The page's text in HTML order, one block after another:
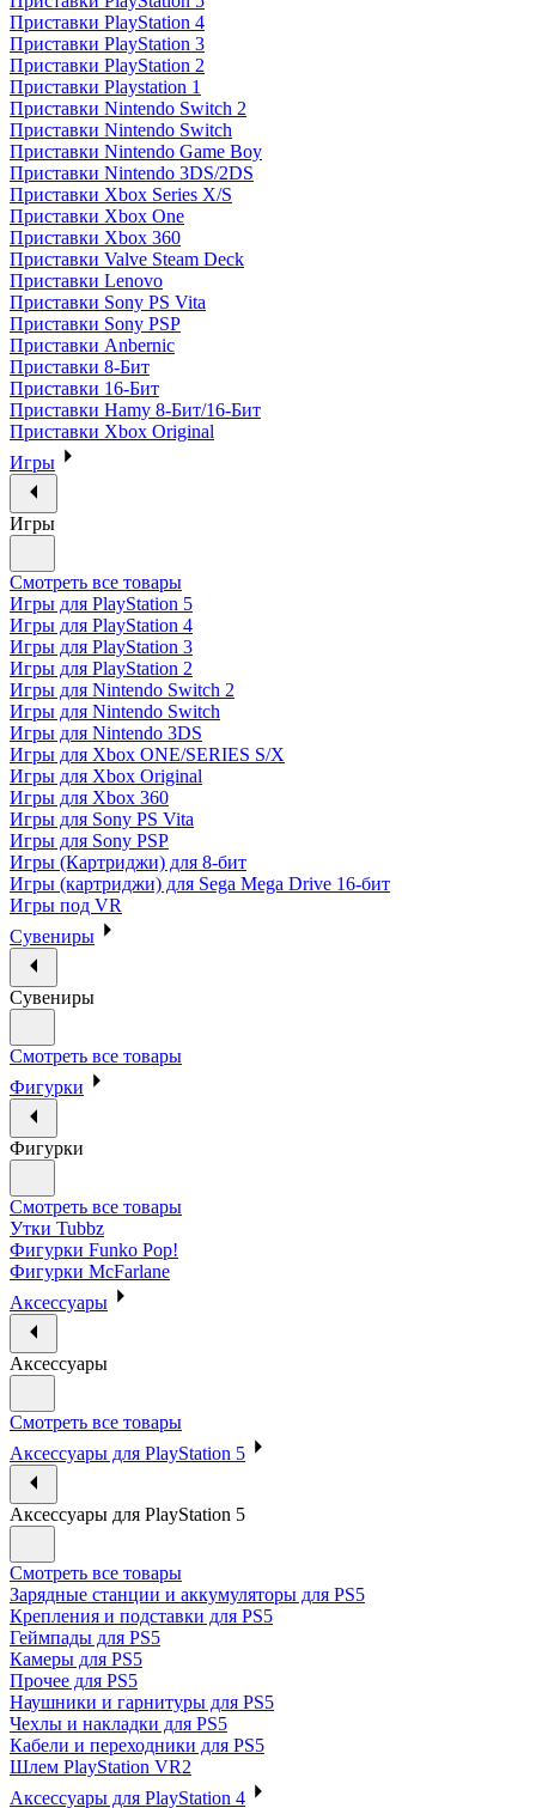
Приставки PlayStation 4
Приставки PlayStation 3
Приставки PlayStation 2
Приставки Playstation 1
Приставки Nintendo Switch 2
Приставки Nintendo Switch
Приставки Nintendo Game Boy
Приставки Nintendo 3DS/2DS
Приставки Xbox Series X/S
Приставки Xbox One
Приставки Xbox 360
Приставки Valve Steam Deck
Приставки Lenovo
Приставки Sony PS Vita
Приставки Sony PSP
Приставки Anbernic
Приставки 8-Бит
Приставки 16-Бит
Приставки Hamy 8-Бит/16-Бит
Приставки Xbox Original
Игры
Игры
Смотреть все товары
Игры для PlayStation 5
Игры для PlayStation 4
Игры для PlayStation 3
Игры для PlayStation 2
Игры для Nintendo Switch 2
Игры для Nintendo Switch
Игры для Nintendo 3DS
Игры для Xbox ONE/SERIES S/X
Игры для Xbox Original
Игры для Xbox 360
Игры для Sony PS Vita
Игры для Sony PSP
Игры (Картриджи) для 8-бит
Игры (картриджи) для Sega Mega Drive 16-бит
Игры под VR
Сувениры
Сувениры
Смотреть все товары
Фигурки
Фигурки
Смотреть все товары
Утки Tubbz
Фигурки Funko Pop!
Фигурки McFarlane
Аксессуары
Аксессуары
Смотреть все товары
Аксессуары для PlayStation 5
Аксессуары для PlayStation 5
Смотреть все товары
Зарядные станции и аккумуляторы для PS5
Крепления и подставки для PS5
Геймпады для PS5
Камеры для PS5
Прочее для PS5
Наушники и гарнитуры для PS5
Чехлы и накладки для PS5
Кабели и переходники для PS5
Шлем PlayStation VR2
Аксессуары для PlayStation 4